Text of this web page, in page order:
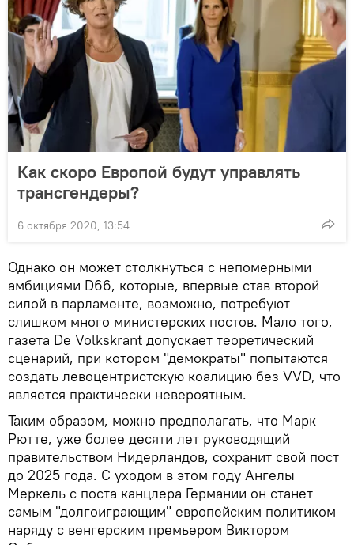
Как скоро Европой будут управлять
трансгендеры?
6 октября 2020, 13:54
Однако он может столкнуться с непомерными
амбициями D66, которые, впервые став второй
силой в парламенте, возможно, потребуют
слишком много министерских постов. Мало того,
газета De Volkskrant допускает теоретический
сценарий, при котором "демократы" попытаются
создать левоцентристскую коалицию без VVD, что
является практически невероятным.
Таким образом, можно предполагать, что Марк
Рютте, уже более десяти лет руководящий
правительством Нидерландов, сохранит свой пост
до 2025 года. С уходом в этом году Ангелы
Меркель с поста канцлера Германии он станет
самым "долгоиграющим" европейским политиком
наряду с венгерским премьером Виктором